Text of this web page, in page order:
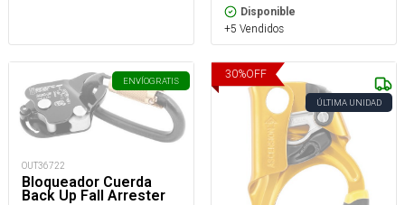
Disponible
+5 Vendidos
ENVÍOGRATIS
OUT36722
Bloqueador Cuerda
Back Up Fall Arrester
30%OFF
ÚLTIMA UNIDAD